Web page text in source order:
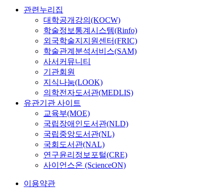
관련누리집
대학공개강의(KOCW)
학술정보통계시스템(Rinfo)
외국학술지지원센터(FRIC)
학술관계분석서비스(SAM)
사서커뮤니티
기관회원
지식나눔(LOOK)
의학전자도서관(MEDLIS)
유관기관 사이트
교육부(MOE)
국립장애인도서관(NLD)
국립중앙도서관(NL)
국회도서관(NAL)
연구윤리정보포털(CRE)
사이언스온 (ScienceON)
이용약관